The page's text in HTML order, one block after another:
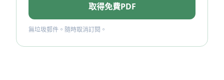
取得免費PDF
無垃圾郵件。隨時取消訂閱。